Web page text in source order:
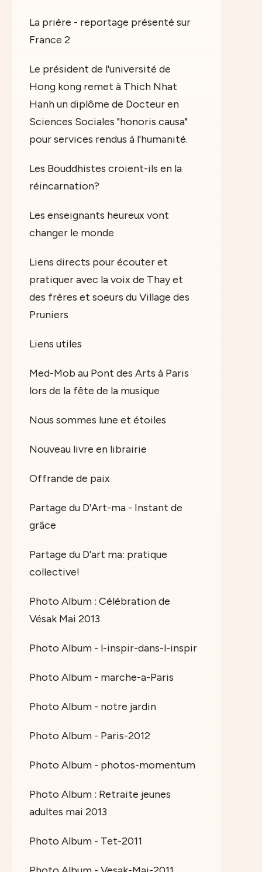
La prière - reportage présenté sur
France 2
Le président de l'université de
Hong kong remet à Thich Nhat
Hanh un diplôme de Docteur en
Sciences Sociales "honoris causa"
pour services rendus à l'humanité.
Les Bouddhistes croient-ils en la
réincarnation?
Les enseignants heureux vont
changer le monde
Liens directs pour écouter et
pratiquer avec la voix de Thay et
des frères et soeurs du Village des
Pruniers
Liens utiles
Med-Mob au Pont des Arts à Paris
lors de la fête de la musique
Nous sommes lune et étoiles
Nouveau livre en librairie
Offrande de paix
Partage du D'Art-ma - Instant de
grâce
Partage du D'art ma: pratique
collective!
Photo Album : Célébration de
Vésak Mai 2013
Photo Album - l-inspir-dans-l-inspir
Photo Album - marche-a-Paris
Photo Album - notre jardin
Photo Album - Paris-2012
Photo Album - photos-momentum
Photo Album : Retraite jeunes
adultes mai 2013
Photo Album - Tet-2011